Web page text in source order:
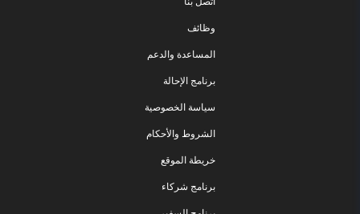
وظائف
المساعدة والدعم
برنامج الإحالة
سياسة الخصوصية
الشروط والأحكام
خريطة الموقع
برنامج شركاء